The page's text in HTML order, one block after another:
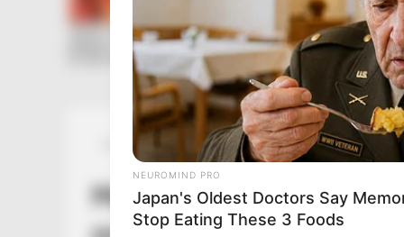
Friss hírek
Most jelentették be
NEUROMIND PRO
Japan's Oldest Doctors Say
Stop Eating These 3 Foods